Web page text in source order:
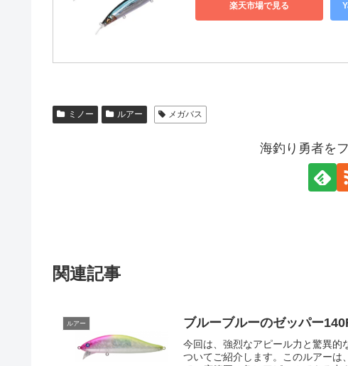
楽天市場で見る
ミノー ルアー メガバス
海釣り勇者を
関連記事
ルアー ブルーブルーのゼッパー
今回は、強烈なアピール力と驚異的
ついてご紹介します。このルアーは